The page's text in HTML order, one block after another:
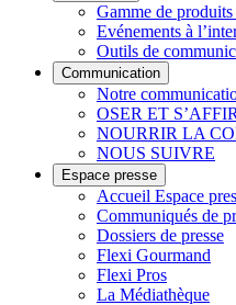
Gamme de
Evénements à
Outils de
Communication
Notre
OSER ET
NOURRIR LA
NOUS SUIVRE
Espace presse
Accueil Espace
Communiqués de
Dossiers de presse
Flexi Gourmand
Flexi Pros
La Médiathèque